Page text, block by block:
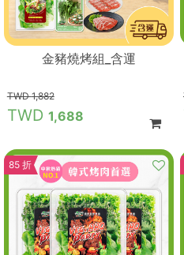
金豬燒烤組_含運
1,882
1,688
85 折